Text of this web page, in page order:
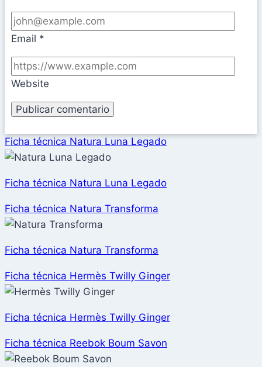
Email *
Website
Ficha técnica Natura Luna Legado
Ficha técnica Natura Luna Legado
Ficha técnica Natura Transforma
Ficha técnica Natura Transforma
Ficha técnica Hermès Twilly Ginger
Ficha técnica Hermès Twilly Ginger
Ficha técnica Reebok Boum Savon